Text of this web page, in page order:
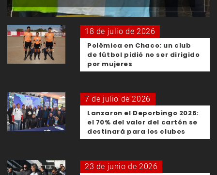
18 de julio de 2026
Polémica en Chaco: un club
de fútbol pidió no ser dirigido
por mujeres
7 de julio de 2026
Lanzaron el Deporbingo 2026:
el 70% del valor del cartón se
destinará para los clubes
23 de junio de 2026